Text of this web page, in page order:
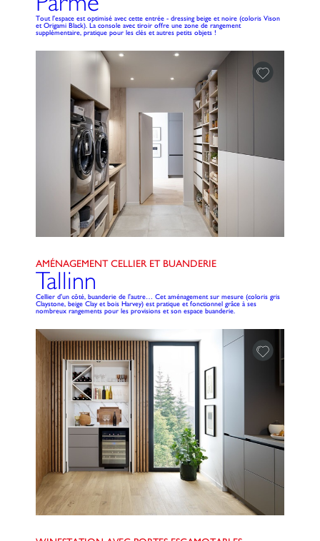
Tout l'espace est optimisé avec cette entrée - dressing beige et noire (coloris Vison
et Origami Black). La console avec tiroir offre une zone de rangement
supplémentaire, pratique pour les clés et autres petits objets !
AMÉNAGEMENT CELLIER ET BUANDERIE
Tallinn
Cellier d'un côté, buanderie de l'autre… Cet aménagement sur mesure (coloris gris
Claystone, beige Clay et bois Harvey) est pratique et fonctionnel grâce à ses
nombreux rangements pour les provisions et son espace buanderie.